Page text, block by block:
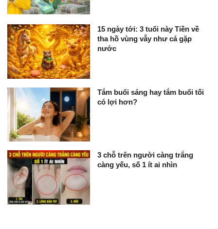
15 ngày tới: 3 tuổi này Tiền về
tha hồ vùng vẫy như cá gặp
nước
Tắm buổi sáng hay tắm buổi tối
có lợi hơn?
3 chỗ trên người càng trắng
càng yếu, số 1 ít ai nhìn